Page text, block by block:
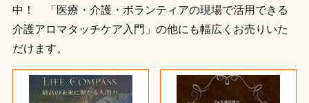
中！ 「医療・介護・ボランティアの現場で活用できる
介護アロマタッチケア入門」の他にも幅広くお売りいた
だけます。